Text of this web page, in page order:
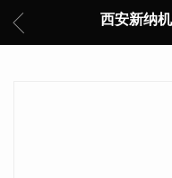
西安新纳